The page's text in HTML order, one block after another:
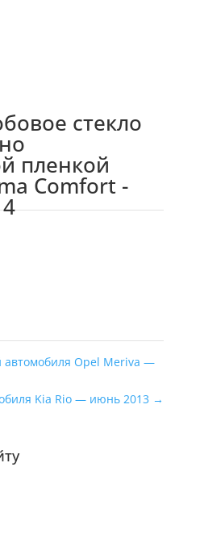
стекло
пленкой
Comfort -
автомобиля Opel Meriva —
Kia Rio — июнь 2013 →